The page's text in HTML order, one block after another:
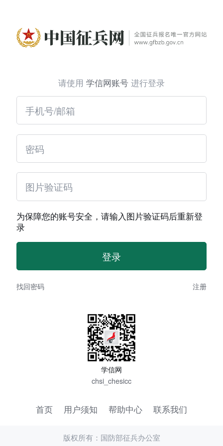
请使用 学信网账号 进行登录
为保障您的账号安全，请输入图片验证码后重新登
录
找回密码 注册
学信网
chsi_chesicc
首页 用户须知 帮助中心 联系我们
版权所有：国防部征兵办公室